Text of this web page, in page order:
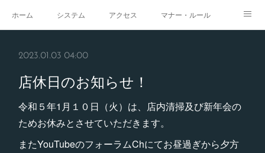
ホーム システム アクセス マナー・ルール
2023.01.03 04:00
店休日のお知らせ！
令和５年1月１０日（火）は、店内清掃及び新年会の
ためお休みとさせていただきます。
またYouTubeのフォーラムChにてお昼過ぎから夕方